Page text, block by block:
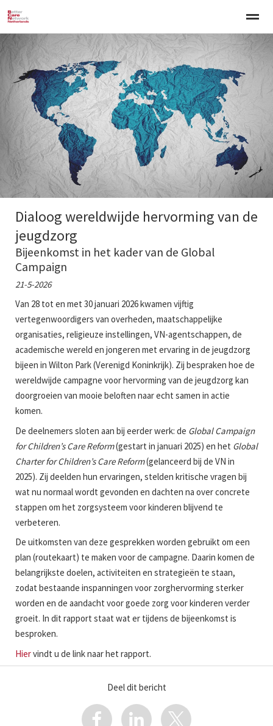
Welkom Over BCNN Werken met kinderen Gezinsgerichte
Home Nieuws Agenda E-mail
Dialoog wereldwijde hervorming van de
jeugdzorg
Bijeenkomst in het kader van de Global
Campaign
21-5-2026
Van 28 tot en met 30 januari 2026 kwamen vijftig
vertegenwoordigers van overheden, maatschappelijke
organisaties, religieuze instellingen, VN-agentschappen, de
academische wereld en jongeren met ervaring in de jeugdzorg
bijeen in Wilton Park (Verenigd Koninkrijk). Zij bespraken hoe de
wereldwijde campagne voor hervorming van de jeugdzorg kan
doorgroeien van mooie beloften naar echt samen in actie
komen.
De deelnemers sloten aan bij eerder werk: de Global Campaign
for Children’s Care Reform(gestart in januari 2025) en het Global
Charter for Children’s Care Reform(gelanceerd bij de VN in
2025). Zij deelden hun ervaringen, stelden kritische vragen bij
wat nu normaal wordt gevonden en dachten na over concrete
stappen om het zorgsysteem voor kinderen blijvend te
verbeteren.
De uitkomsten van deze gesprekken worden gebruikt om een
plan (routekaart) te maken voor de campagne. Daarin komen de
belangrijkste doelen, activiteiten en strategieën te staan,
zodat bestaande inspanningen voor zorghervorming sterker
worden en de aandacht voor goede zorg voor kinderen verder
groeit. In dit rapport staat wat er tijdens de bijeenkomst is
besproken.
Hiervindt u de link naar het rapport.
Deel dit bericht